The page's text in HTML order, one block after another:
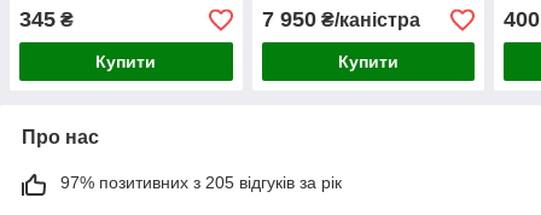
345 ₴
Купити
7 950₴/каністра
Купити
400
Про нас
97% позитивних з 205 відгуків за рік